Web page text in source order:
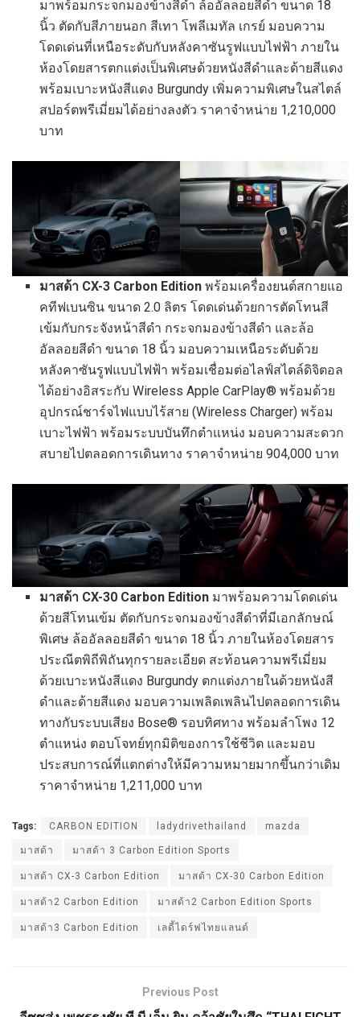
มาพร้อมกระจกมองข้างสีดำ ล้ออัลลอยสีดำ ขนาด 18
นิ้ว ตัดกับสีภายนอก สีเทา โพลีเมทัล เกรย์ มอบความ
โดดเด่นที่เหนือระดับกับหลังคาซันรูฟแบบไฟฟ้า ภายใน
ห้องโดยสารตกแต่งเป็นพิเศษด้วยหนังสีดำและด้ายสีแดง
พร้อมเบาะหนังสีแดง Burgundy เพิ่มความพิเศษในสไตล์
สปอร์ตพรีเมี่ยมได้อย่างลงตัว ราคาจำหน่าย 1,210,000
บาท
มาสด้า CX-3 Carbon Edition พร้อมเครื่องยนต์สกายแอ
คทีฟเบนซิน ขนาด 2.0 ลิตร โดดเด่นด้วยการตัดโทนสี
เข้มกับกระจังหน้าสีดำ กระจกมองข้างสีดำ และล้อ
อัลลอยสีดำ ขนาด 18 นิ้ว มอบความเหนือระดับด้วย
หลังคาซันรูฟแบบไฟฟ้า พร้อมเชื่อมต่อไลฟ์สไตล์ดิจิตอล
ได้อย่างอิสระกับ Wireless Apple CarPlay® พร้อมด้วย
อุปกรณ์ชาร์จไฟแบบไร้สาย (Wireless Charger) พร้อม
เบาะไฟฟ้า พร้อมระบบบันทึกตำแหน่ง มอบความสะดวก
สบายไปตลอดการเดินทาง ราคาจำหน่าย 904,000 บาท
มาสด้า CX-30 Carbon Edition มาพร้อมความโดดเด่น
ด้วยสีโทนเข้ม ตัดกับกระจกมองข้างสีดำที่มีเอกลักษณ์
พิเศษ ล้ออัลลอยสีดำ ขนาด 18 นิ้ว ภายในห้องโดยสาร
ประณีตพิถีพิถันทุกรายละเอียด สะท้อนความพรีเมี่ยม
ด้วยเบาะหนังสีแดง Burgundy ตกแต่งภายในด้วยหนังสี
ดำและด้ายสีแดง มอบความเพลิดเพลินไปตลอดการเดิน
ทางกับระบบเสียง Bose® รอบทิศทาง พร้อมลำโพง 12
ตำแหน่ง ตอบโจทย์ทุกมิติของการใช้ชีวิต และมอบ
ประสบการณ์ที่แตกต่างให้มีความหมายมากขึ้นกว่าเดิม
ราคาจำหน่าย 1,211,000 บาท
Tags: CARBON EDITION ladydrivethailand mazda
มาสด้า มาสด้า 3 Carbon Edition Sports
มาสด้า CX-3 Carbon Edition มาสด้า CX-30 Carbon Edition
มาสด้า2 Carbon Edition มาสด้า2 Carbon Edition Sports
มาสด้า3 Carbon Edition เลดี้ไดร์ฟไทยแลนด์
Previous Post